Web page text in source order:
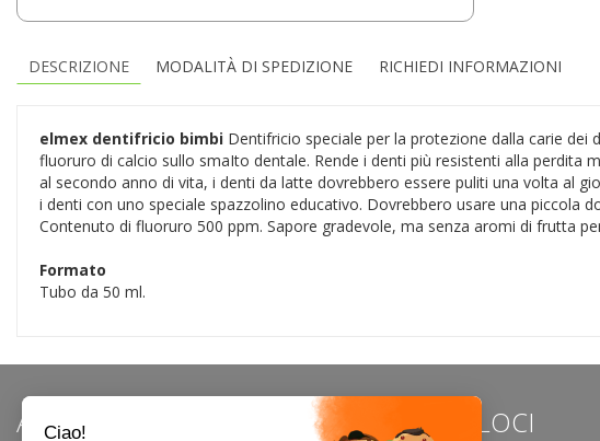
DESCRIZIONE MODALITÀ DI SPEDIZIONE RICHIEDI INFORMAZIONI
elmex dentifricio bimbi Dentifricio speciale per la protezione dalla carie
fluoruro di calcio sullo smaIto dentale. Rende i denti più resistenti alla perdita
al secondo anno di vita, i denti da latte dovrebbero essere puliti una volta al
i denti con uno speciale spazzolino educativo. Dovrebbero usare una piccola
Contenuto di fluoruro 500 ppm. Sapore gradevole, ma senza aromi di frutta
Formato
Tubo da 50 ml.
AREA UTENTE LINK VELOCI